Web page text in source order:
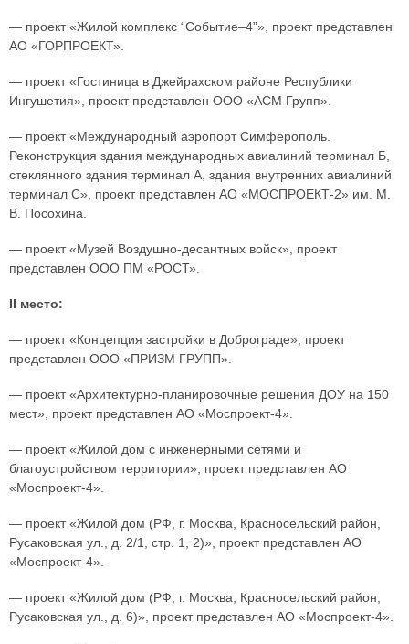
— проект «Жилой комплекс “Событие–4”», проект представлен
АО «ГОРПРОЕКТ».
— проект «Гостиница в Джейрахском районе Республики
Ингушетия», проект представлен ООО «АСМ Групп».
— проект «Международный аэропорт Симферополь.
Реконструкция здания международных авиалиний терминал Б,
стеклянного здания терминал А, здания внутренних авиалиний
терминал С», проект представлен АО «МОСПРОЕКТ-2» им. М.
В. Посохина.
— проект «Музей Воздушно-десантных войск», проект
представлен ООО ПМ «РОСТ».
II место:
— проект «Концепция застройки в Доброграде», проект
представлен ООО «ПРИЗМ ГРУПП».
— проект «Архитектурно-планировочные решения ДОУ на 150
мест», проект представлен АО «Моспроект-4».
— проект «Жилой дом с инженерными сетями и
благоустройством территории», проект представлен АО
«Моспроект-4».
— проект «Жилой дом (РФ, г. Москва, Красносельский район,
Русаковская ул., д. 2/1, стр. 1, 2)», проект представлен АО
«Моспроект-4».
— проект «Жилой дом (РФ, г. Москва, Красносельский район,
Русаковская ул., д. 6)», проект представлен АО «Моспроект-4».